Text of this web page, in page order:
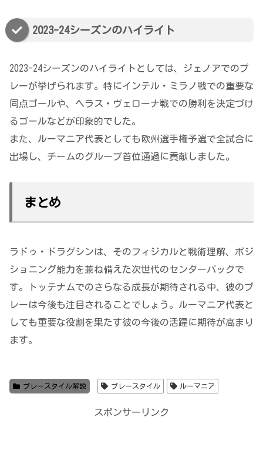
2023-24シーズンのハイライト
2023-24シーズンのハイライトとしては、ジェノアでのプ
レーが挙げられます。特にインテル・ミラノ戦での重要な
同点ゴールや、ヘラス・ヴェローナ戦での勝利を決定づけ
るゴールなどが印象的でした。
また、ルーマニア代表としても欧州選手権予選で全試合に
出場し、チームのグループ首位通過に貢献しました。
まとめ
ラドゥ・ドラグシンは、そのフィジカルと戦術理解、ポジ
ショニング能力を兼ね備えた次世代のセンターバックで
す。トッテナムでのさらなる成長が期待される中、彼のプ
レーは今後も注目されることでしょう。ルーマニア代表と
しても重要な役割を果たす彼の今後の活躍に期待が高まり
ます。
プレースタイル解説 プレースタイル ルーマニア
スポンサーリンク